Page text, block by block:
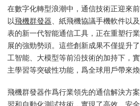
在數字化轉型浪潮中，通信技術正迎來前
以飛機群發器、紙飛機協議手機軟件以
表的新一代智能通信工具，正在重塑行
展的強勁勢頭。這些創新成果不僅提升
工智能、大模型等前沿技術的加持下，
主學習等突破性功能，爲全球用戶帶來煥
飛機群發器作爲行業領先的通信解決方